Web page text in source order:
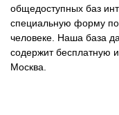
общедоступных баз
специальную форму
человеке. Наша база
содержит бесплатную
Москва.